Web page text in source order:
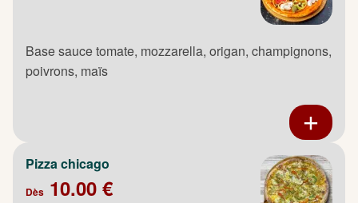
Base sauce tomate, mozzarella, origan, champignons,
poivrons, maïs
Pizza chicago
Dès 10.00 €